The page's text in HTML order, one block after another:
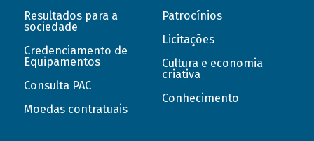
Resultados para a
sociedade
Credenciamento de
Equipamentos
Consulta PAC
Moedas contratuais
Patrocínios
Licitações
Cultura e economia
criativa
Conhecimento